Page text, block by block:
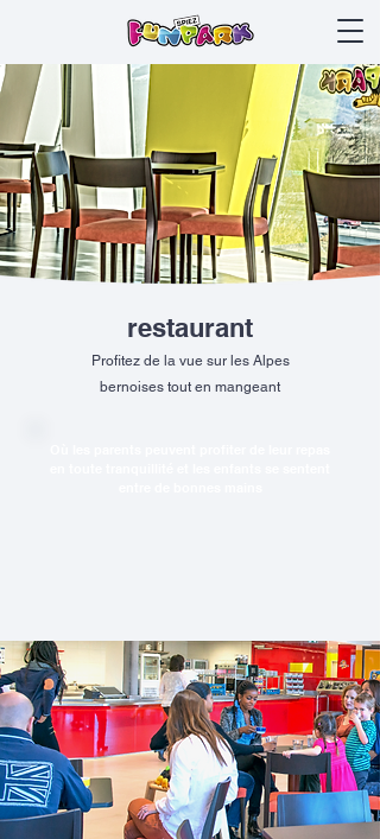
restaurant
Profitez de la vue sur les Alpes
bernoises tout en mangeant